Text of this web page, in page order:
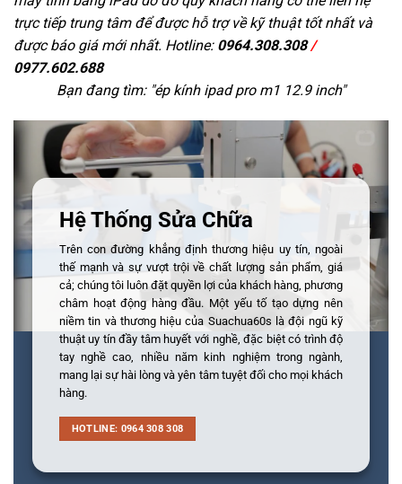
trực tiếp trung tâm để được hỗ trợ về kỹ thuật tốt nhất và
được báo giá mới nhất. Hotline: 0964.308.308/
0977.602.688
Bạn đang tìm: "ép kính ipad pro m1 12.9 inch"
Hệ Thống Sửa Chữa
Trên con đường khẳng định thương hiệu uy tín, ngoài
thế mạnh và sự vượt trội về chất lượng sản phẩm, giá
cả; chúng tôi luôn đặt quyền lợi của khách hàng, phương
châm hoạt động hàng đầu. Một yếu tố tạo dựng nên
niềm tin và thương hiệu của Suachua60s là đội ngũ kỹ
thuật uy tín đầy tâm huyết với nghề, đặc biệt có trình độ
tay nghề cao, nhiều năm kinh nghiệm trong ngành,
mang lại sự hài lòng và yên tâm tuyệt đối cho mọi khách
hàng.
HOTLINE: 0964 308 308